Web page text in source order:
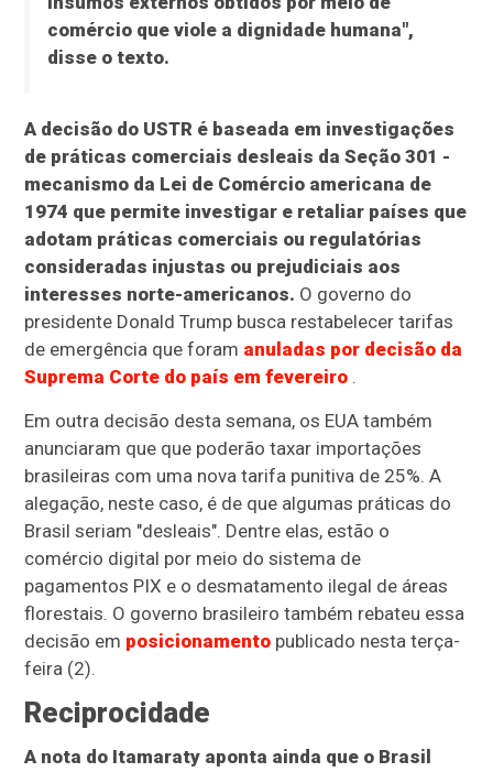
comércio que viole a dignidade humana",
disse o texto.
A decisão do USTR é baseada em investigações
de práticas comerciais desleais da Seção 301 -
mecanismo da Lei de Comércio americana de
1974 que permite investigar e retaliar países que
adotam práticas comerciais ou regulatórias
consideradas injustas ou prejudiciais aos
interesses norte-americanos. O governo do
presidente Donald Trump busca restabelecer tarifas
de emergência que foram anuladas por decisão da
Suprema Corte do país em fevereiro .
Em outra decisão desta semana, os EUA também
anunciaram que que poderão taxar importações
brasileiras com uma nova tarifa punitiva de 25%. A
alegação, neste caso, é de que algumas práticas do
Brasil seriam "desleais". Dentre elas, estão o
comércio digital por meio do sistema de
pagamentos PIX e o desmatamento ilegal de áreas
florestais. O governo brasileiro também rebateu essa
decisão em posicionamento publicado nesta terça-
feira (2).
Reciprocidade
A nota do Itamaraty aponta ainda que o Brasil